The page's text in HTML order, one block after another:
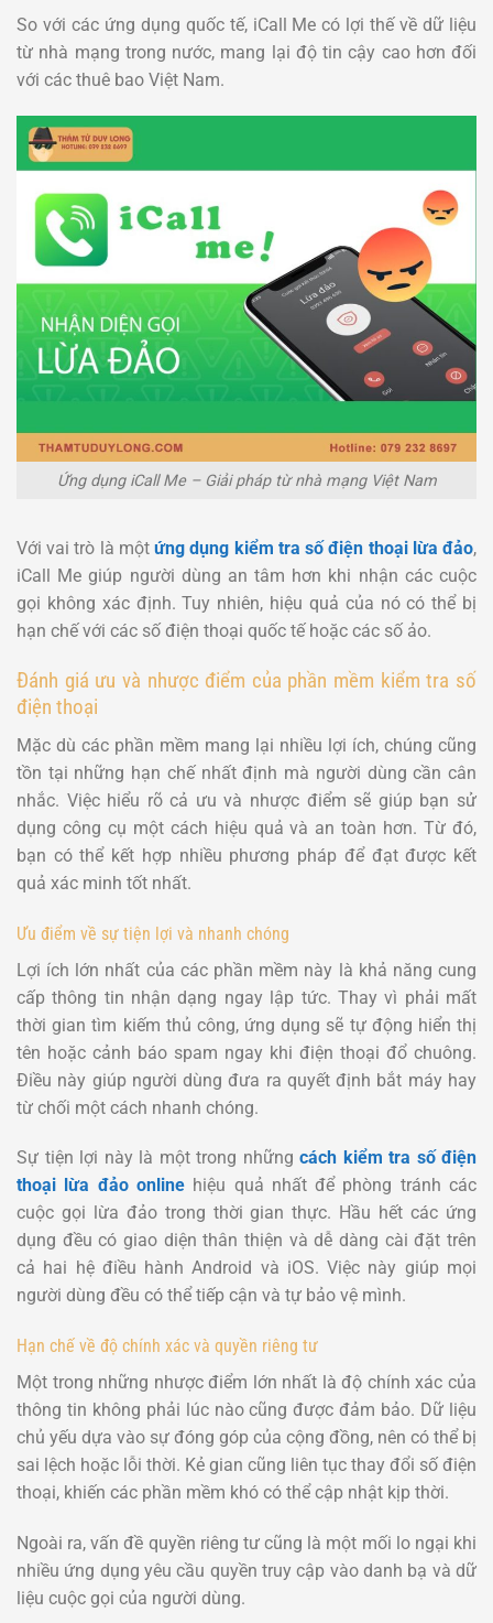
So với các ứng dụng quốc tế, iCall Me có lợi thế về dữ liệu
từ nhà mạng trong nước, mang lại độ tin cậy cao hơn đối
với các thuê bao Việt Nam.
Ứng dụng iCall Me – Giải pháp từ nhà mạng Việt Nam
Với vai trò là mộtứng dụng kiểm tra số điện thoại lừa đảo,
iCall Me giúp người dùng an tâm hơn khi nhận các cuộc
gọi không xác định. Tuy nhiên, hiệu quả của nó có thể bị
hạn chế với các số điện thoại quốc tế hoặc các số ảo.
Đánh giá ưu và nhược điểm của phần mềm kiểm tra số
điện thoại
Mặc dù các phần mềm mang lại nhiều lợi ích, chúng cũng
tồn tại những hạn chế nhất định mà người dùng cần cân
nhắc. Việc hiểu rõ cả ưu và nhược điểm sẽ giúp bạn sử
dụng công cụ một cách hiệu quả và an toàn hơn. Từ đó,
bạn có thể kết hợp nhiều phương pháp để đạt được kết
quả xác minh tốt nhất.
Ưu điểm về sự tiện lợi và nhanh chóng
Lợi ích lớn nhất của các phần mềm này là khả năng cung
cấp thông tin nhận dạng ngay lập tức. Thay vì phải mất
thời gian tìm kiếm thủ công, ứng dụng sẽ tự động hiển thị
tên hoặc cảnh báo spam ngay khi điện thoại đổ chuông.
Điều này giúp người dùng đưa ra quyết định bắt máy hay
từ chối một cách nhanh chóng.
Sự tiện lợi này là một trong những cách kiểm tra số điện
thoại lừa đảo onlinehiệu quả nhất để phòng tránh các
cuộc gọi lừa đảo trong thời gian thực. Hầu hết các ứng
dụng đều có giao diện thân thiện và dễ dàng cài đặt trên
cả hai hệ điều hành Android và iOS. Việc này giúp mọi
người dùng đều có thể tiếp cận và tự bảo vệ mình.
Hạn chế về độ chính xác và quyền riêng tư
Một trong những nhược điểm lớn nhất là độ chính xác của
thông tin không phải lúc nào cũng được đảm bảo. Dữ liệu
chủ yếu dựa vào sự đóng góp của cộng đồng, nên có thể bị
sai lệch hoặc lỗi thời. Kẻ gian cũng liên tục thay đổi số điện
thoại, khiến các phần mềm khó có thể cập nhật kịp thời.
Ngoài ra, vấn đề quyền riêng tư cũng là một mối lo ngại khi
nhiều ứng dụng yêu cầu quyền truy cập vào danh bạ và dữ
liệu cuộc gọi của người dùng.